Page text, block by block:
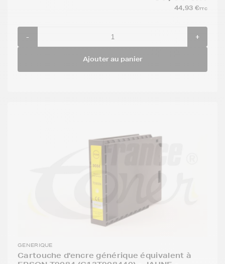
44,93 €TTC
- +
Ajouter au panier
GENERIQUE
Cartouche d'encre générique équivalent à